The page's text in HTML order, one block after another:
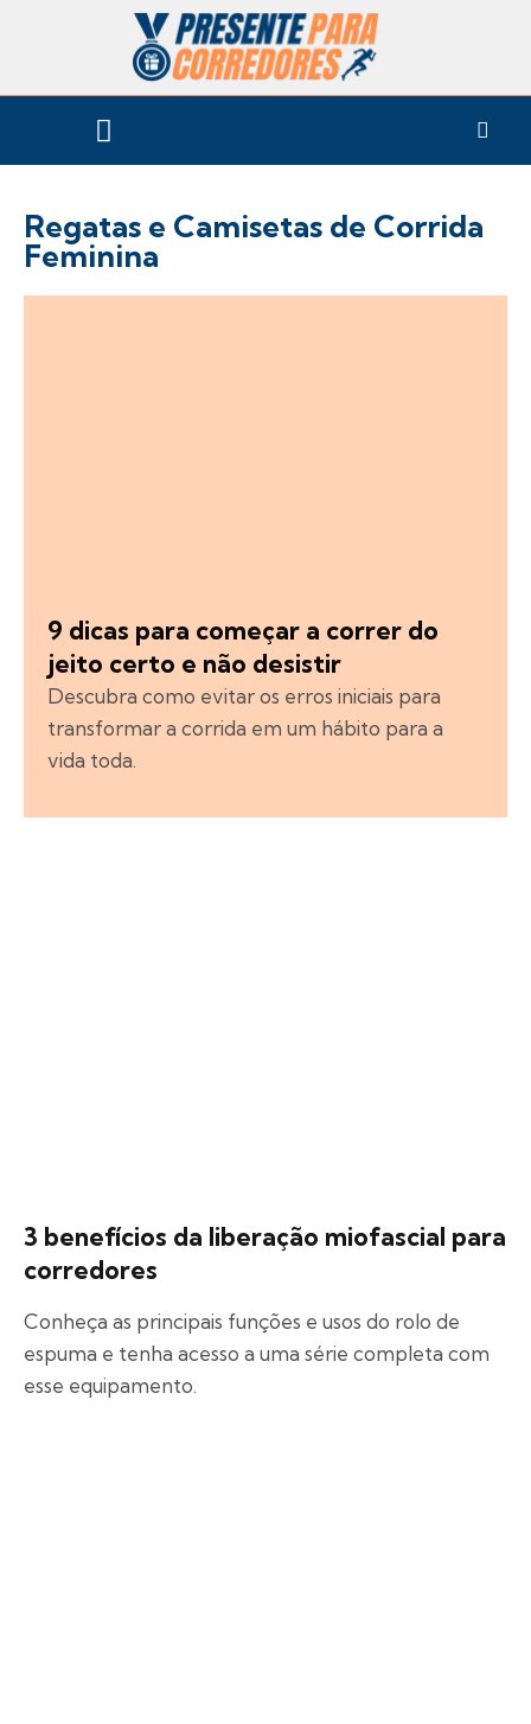
Regatas e Camisetas de Corrida
Feminina
9 dicas para começar a correr do
jeito certo e não desistir
Descubra como evitar os erros iniciais para
transformar a corrida em um hábito para a
vida toda.
3 benefícios da liberação miofascial para
corredores
Conheça as principais funções e usos do rolo de
espuma e tenha acesso a uma série completa com
esse equipamento.